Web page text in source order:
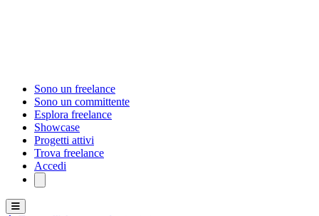
Sono un freelance
Sono un committente
Esplora freelance
Showcase
Progetti attivi
Trova freelance
Accedi